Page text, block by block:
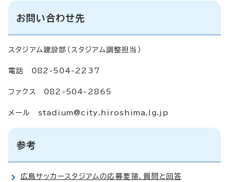
お問い合わせ先
スタジアム建設部（スタジアム調整担当）
電話 082-504-2237
ファクス 082-504-2865
メール stadium@city.hiroshima.lg.jp
参考
広島サッカースタジアムの応募要領、質問と回答